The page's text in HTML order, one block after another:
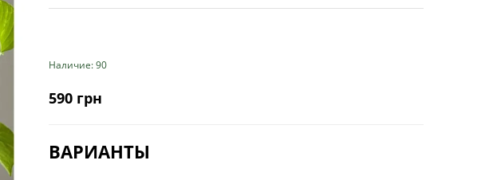
Наличие: 90
590 грн
ВАРИАНТЫ